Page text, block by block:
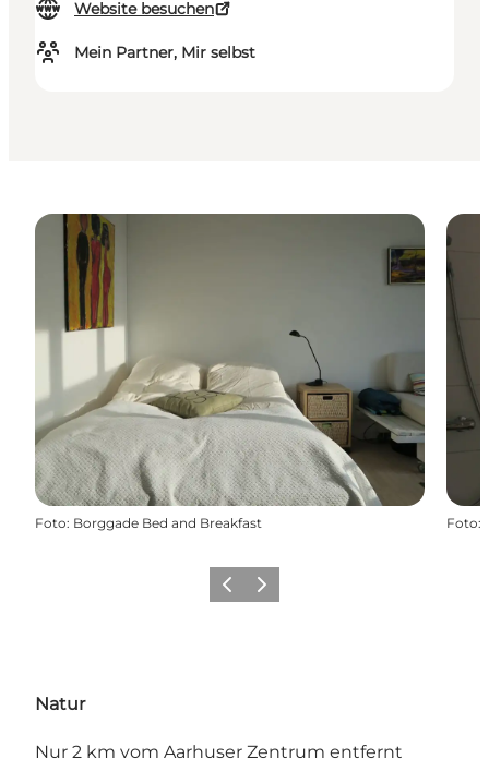
Website besuchen
Mein Partner, Mir selbst
Foto: Borggade Bed and Breakfast Foto:
ZurückWeiter
Natur
Nur 2 km vom Aarhuser Zentrum entfernt